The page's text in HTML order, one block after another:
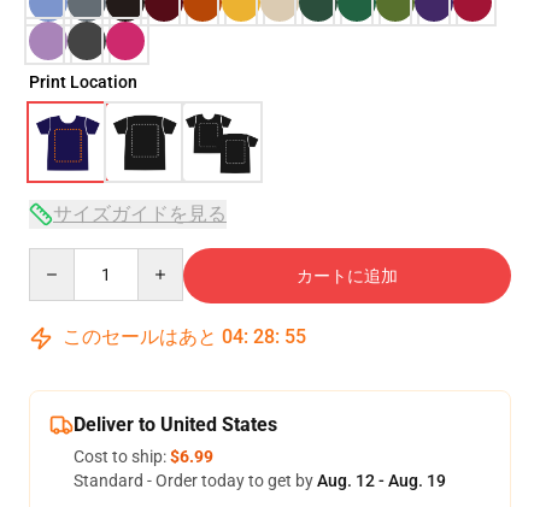
Print Location
サイズガイドを見る
カートに追加
このセールはあと 04: 28: 54
Deliver to United States
Cost to ship:$6.99
Standard - Order today to get byAug. 12 - Aug. 19